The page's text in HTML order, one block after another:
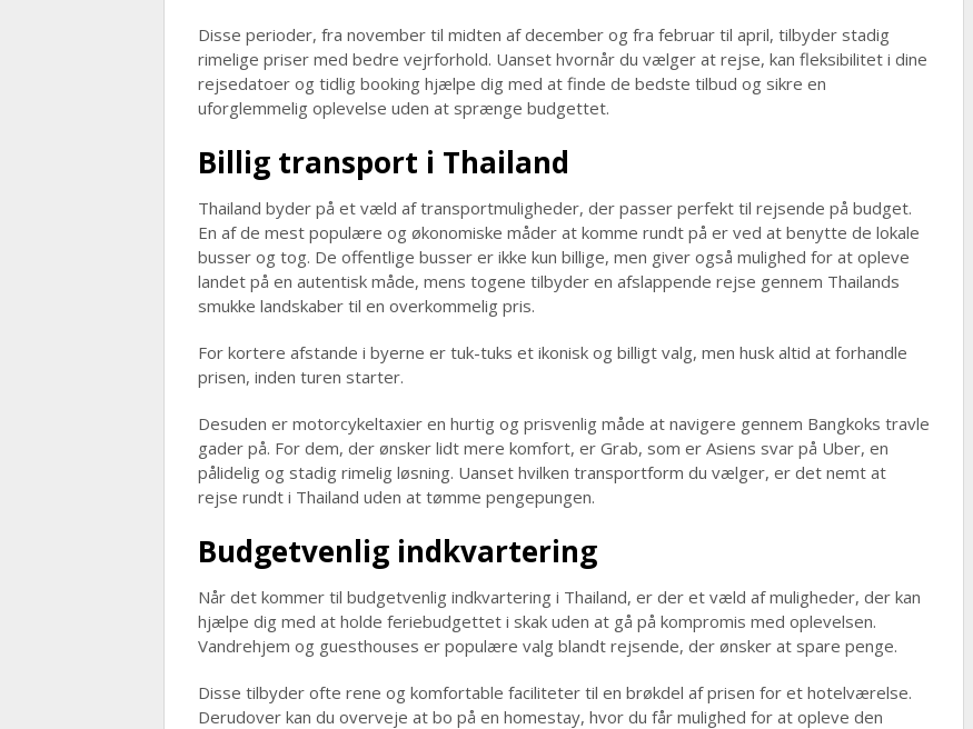
Disse perioder, fra november til midten af december og fra februar til april, tilbyder stadig
rimelige priser med bedre vejrforhold. Uanset hvornår du vælger at rejse, kan fleksibilitet i dine
rejsedatoer og tidlig booking hjælpe dig med at finde de bedste tilbud og sikre en
uforglemmelig oplevelse uden at sprænge budgettet.
Billig transport i Thailand
Thailand byder på et væld af transportmuligheder, der passer perfekt til rejsende på budget.
En af de mest populære og økonomiske måder at komme rundt på er ved at benytte de lokale
busser og tog. De offentlige busser er ikke kun billige, men giver også mulighed for at opleve
landet på en autentisk måde, mens togene tilbyder en afslappende rejse gennem Thailands
smukke landskaber til en overkommelig pris.
For kortere afstande i byerne er tuk-tuks et ikonisk og billigt valg, men husk altid at forhandle
prisen, inden turen starter.
Desuden er motorcykeltaxier en hurtig og prisvenlig måde at navigere gennem Bangkoks travle
gader på. For dem, der ønsker lidt mere komfort, er Grab, som er Asiens svar på Uber, en
pålidelig og stadig rimelig løsning. Uanset hvilken transportform du vælger, er det nemt at
rejse rundt i Thailand uden at tømme pengepungen.
Budgetvenlig indkvartering
Når det kommer til budgetvenlig indkvartering i Thailand, er der et væld af muligheder, der kan
hjælpe dig med at holde feriebudgettet i skak uden at gå på kompromis med oplevelsen.
Vandrehjem og guesthouses er populære valg blandt rejsende, der ønsker at spare penge.
Disse tilbyder ofte rene og komfortable faciliteter til en brøkdel af prisen for et hotelværelse.
Derudover kan du overveje at bo på en homestay, hvor du får mulighed for at opleve den